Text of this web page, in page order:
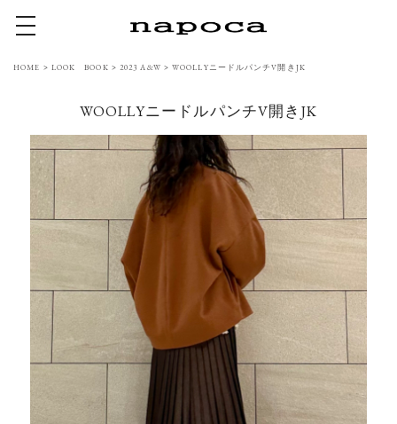
toggle navigation
HOME > LOOK BOOK > 2023 A&W >WOOLLYニードルパンチV開きJK
WOOLLYニードルパンチV開きJK